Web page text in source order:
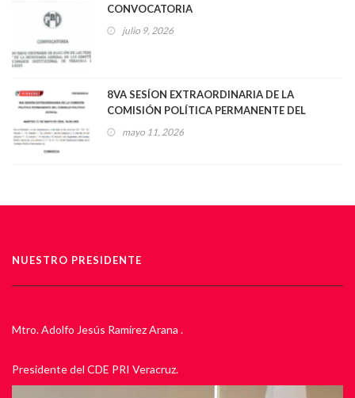
CONVOCATORIA
julio 9, 2026
8VA SESÍON EXTRAORDINARIA DE LA
COMISIÓN POLÍTICA PERMANENTE DEL
CONSEJO POLÍTICO ESTATAL
mayo 11, 2026
NUESTRO PRESIDENTE
Mtro. Adolfo Jesús Ramírez Arana .
Presidente del CDE PRI Veracruz.